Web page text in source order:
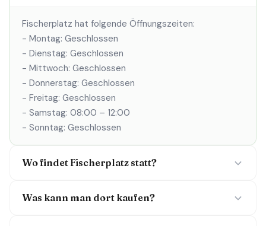
Fischerplatz hat folgende Öffnungszeiten:
- Montag: Geschlossen
- Dienstag: Geschlossen
- Mittwoch: Geschlossen
- Donnerstag: Geschlossen
- Freitag: Geschlossen
- Samstag: 08:00 – 12:00
- Sonntag: Geschlossen
Wo findet Fischerplatz statt?
Was kann man dort kaufen?